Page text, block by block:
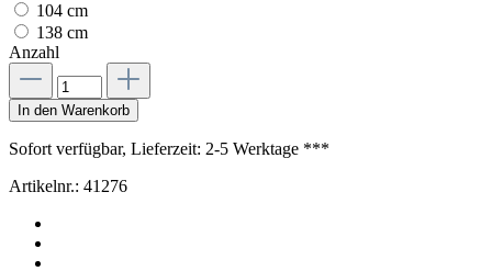
104 cm
138 cm
Anzahl
In den Warenkorb
Sofort verfügbar, Lieferzeit: 2-5 Werktage ***
Artikelnr.: 41276